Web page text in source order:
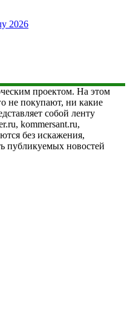
2026
проектом. На этом
не покупают, ни какие
собой ленту
kommersant.ru,
без искажения,
публикуемых новостей